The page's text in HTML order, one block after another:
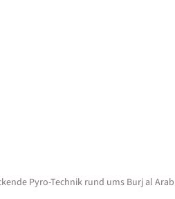
Pyro-Technik rund ums Burj al Arab